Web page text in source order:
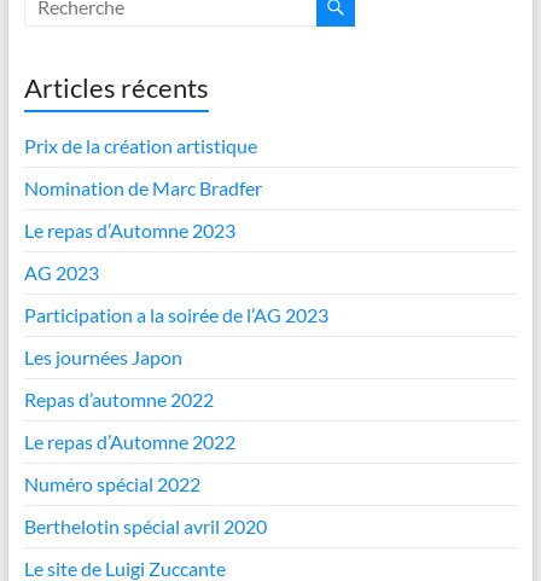
Articles récents
Prix de la création artistique
Nomination de Marc Bradfer
Le repas d’Automne 2023
AG 2023
Participation a la soirée de l’AG 2023
Les journées Japon
Repas d’automne 2022
Le repas d’Automne 2022
Numéro spécial 2022
Berthelotin spécial avril 2020
Le site de Luigi Zuccante